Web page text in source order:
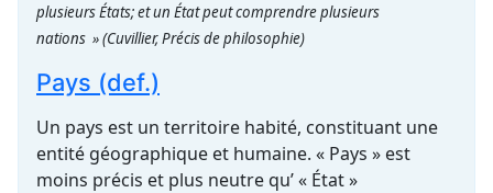
plusieurs États; et un État peut comprendre plusieurs
nations »(Cuvillier, Précis de philosophie)
Pays (def.)
Un pays est un territoire habité, constituant une
entité géographique et humaine. « Pays » est
moins précis et plus neutre qu’ « État »